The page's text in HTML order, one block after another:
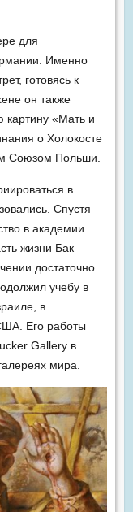
для
Именно
готовясь к
он также
картину «Мать и
о Холокосте
Союзом Польши.
в
Спустя
в академии
жизни Бак
достаточно
учебу в
в
Его работы
Gallery в
мира.